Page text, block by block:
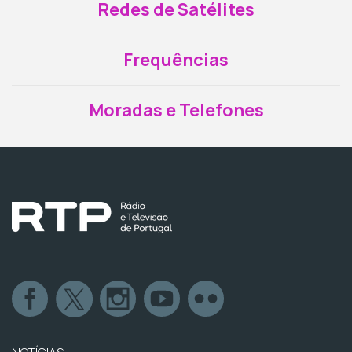
Redes de Satélites
Frequências
Moradas e Telefones